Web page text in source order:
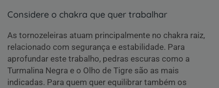
Considere o chakra que quer trabalhar
As tornozeleiras atuam principalmente no chakra raiz,
relacionado com segurança e estabilidade. Para
aprofundar este trabalho, pedras escuras como a
Turmalina Negra e o Olho de Tigre são as mais
indicadas. Para quem quer equilibrar também os